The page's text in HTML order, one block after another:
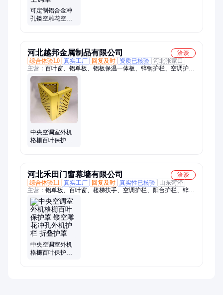
可定制铝合金冲
孔镂空雕花空调
河北越邦金属制品有限公司
洽谈
综合体验L0 真实工厂 回复及时 资质已核验 河北张家口
主营： 百叶窗、铝单板、铝板保温一体板、锌钢护栏、空调护
栏、空调阳台护栏、百叶窗型材
中央空调室外机
格栅百叶保护罩
河北禾田门窗幕墙有限公司
洽谈
综合体验L1 真实工厂 回复及时 真实性已核验
山东菏泽
主营： 铝单板、百叶窗、楼梯扶手、空调护栏、阳台护栏、锌钢
护栏、铝单板空调罩、百叶窗型材、铝格栅
中央空调室外机
格栅百叶保护罩